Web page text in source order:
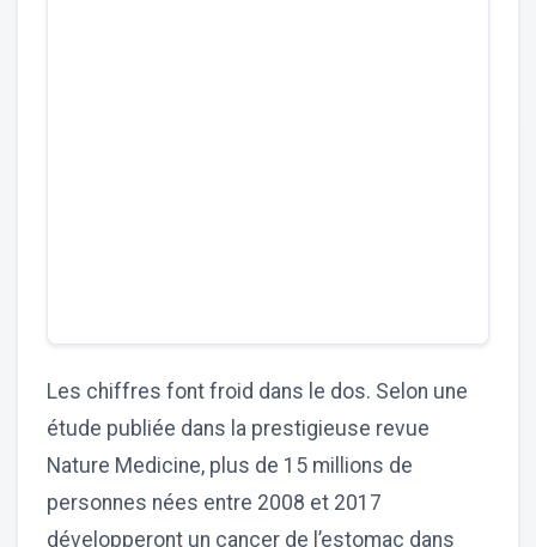
Les chiffres font froid dans le dos. Selon une
étude publiée dans la prestigieuse revue
Nature Medicine, plus de 15 millions de
personnes nées entre 2008 et 2017
développeront un cancer de l’estomac dans